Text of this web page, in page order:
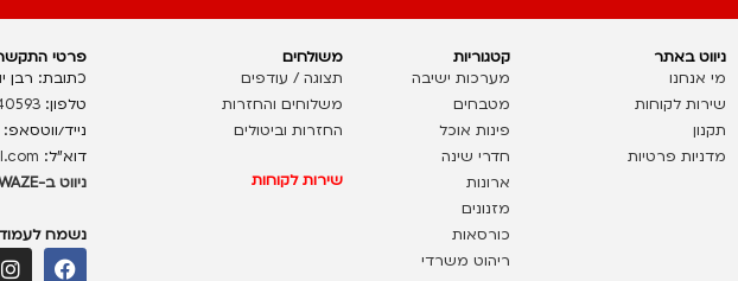
ניווט באתר
מי אנחנו
שירות לקוחות
תקנון
מדניות פרטיות
קטגוריות
מערכות ישיבה
מטבחים
פינות אוכל
חדרי שינה
ארונות
מזנונים
כורסאות
ריהוט משרדי
משולחים
תצוגה / עודפים
משלוחים והחזרות
החזרות וביטולים
שירות לקוחות
פרטי
כתובת: רבן
טלפון:
נייד/ווטסאפ:
דוא”ל:
ניווט ב-WAZE
נשמח